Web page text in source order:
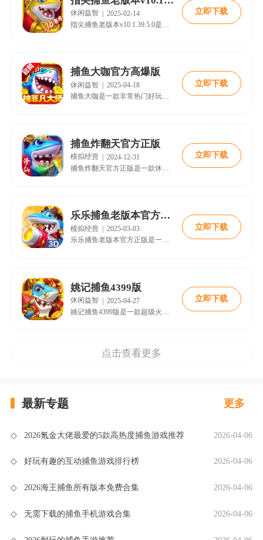
休闲益智
2025-02-14
指尖捕鱼老版本v10.1.39.5.0是一款非常休闲的捕鱼类游戏。在这款游戏中玩家可以体验到经典的怀旧捕鱼体验，游戏中有着各种强大的BOSS等待玩家来挑战。同时游戏中还有各种金币和道具拿到手软，感兴趣的朋友快来18183下载体验吧!
立即下载
捕鱼大咖官方高爆版
休闲益智
2025-04-18
捕鱼大咖是一款非常热门好玩的捕鱼休闲竞技游戏，此版本内拥有着超高的爆率，玩家将有机会体会到更多的机会以及奖励，无论是在游戏中捕捉到的鱼类数量还是获得的金币数量，都会得到巨大的增幅。其以深海作为背景，画面精良，玩法丰富。
立即下载
捕鱼炸翻天官方正版
模拟经营 | 2024-12-31
捕鱼炸翻天官方正版是一款休闲捕鱼游戏，在游戏中玩家将体验到极致的爽感，在渔场中自由的进行捕获，每一个炮弹都有对应的效果，购买需要的炮弹，获得大量的金币，感受刺激连连的捕鱼乐趣。游戏还针对手机等移动端做出了非常全面的优化，提升了游戏的流畅度与稳定性，可以给玩家一个绝佳的游戏体验。可以有效地缓解玩家紧绷的神经，获得身心上的放松。喜欢的快来18183下载吧~
立即下载
乐乐捕鱼老版本官方正版
模拟经营
2025-03-03
乐乐捕鱼老版本官方正版是一款备受玩家喜爱的经典捕鱼游戏。在快节奏的现代生活中，这款游戏凭借其独特的魅力，为广大玩家提供了一个休闲娱乐的好去处。它延续了传统捕鱼游戏的核心玩法，同时融入了丰富多样的元素，让玩家仿佛置身于充满奇幻色彩的海底世界，在轻松愉快的氛围中享受捕鱼的乐趣。
立即下载
姚记捕鱼4399版
休闲益智 | 2025-04-27
立即下载
点击查看更多
最新专题 更多
◇ 2026氪金大佬最爱的5款高热度捕鱼游戏推荐 2026-04-06
◇ 好玩有趣的互动捕鱼游戏排行榜 2026-04-06
◇ 2026海王捕鱼所有版本免费合集 2026-04-06
◇ 无需下载的捕鱼手机游戏合集 2026-04-06